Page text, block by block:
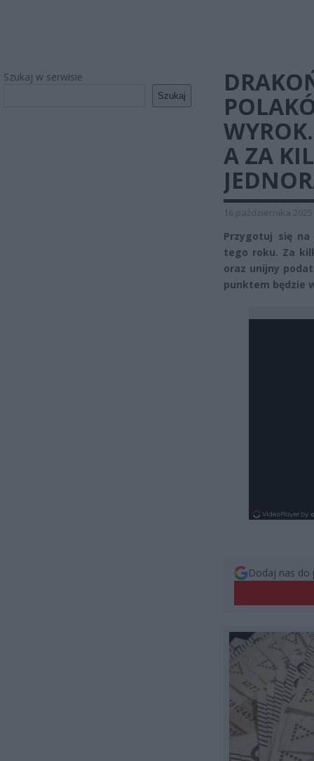
Szukaj w serwisie
Szukaj
A ZA
16 października 2025
Przygotuj się na
tego roku. Za
oraz unijny
punktem będzie
Dodaj nas do